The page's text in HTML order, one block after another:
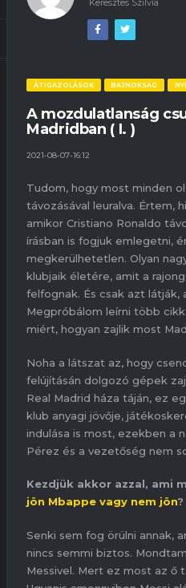
ÁTIGAZOLÁSOK BAJNOKSÁG
A mozdulatlanság
Madridban ( I. )
2021-08-07-16:12
Tudom, hogy most minden
távozásával leuralva. Értem,
amikor Cristiano Ronaldo
írásban is fogjuk emlegetni,
megkerülhetetlen. Olyan
klubjaik életére, amit a
felfognak. És csak azt látják,
Megpróbálom leírni több
miért, hogyan zajlik most
Noha a látszat az, hogy
felújításán dolgozó gépek
Real Madrid háza táján, ez
klub anyagi jövője,
indulása is most, ezekben a
Pérez és a vezetőség nem
Kezdjük akkor azzal, ami
jön Mbappe vagy nem jön?
Senki sem fog örülni annak,
nincs semmi biztos.
Messivel. Mert ez most az ő